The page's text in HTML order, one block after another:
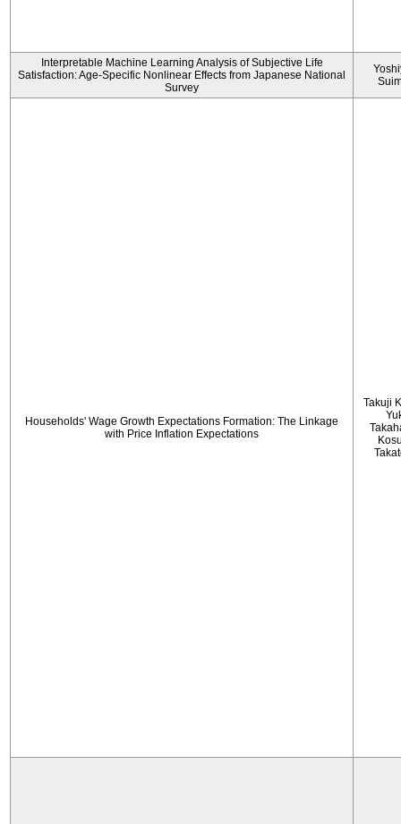
Interpretable Machine Learning Analysis of Subjective Life
Satisfaction: Age-Specific Nonlinear Effects from Japanese National
Survey
Households' Wage Growth Expectations Formation: The Linkage
with Price Inflation Expectations
Takuji